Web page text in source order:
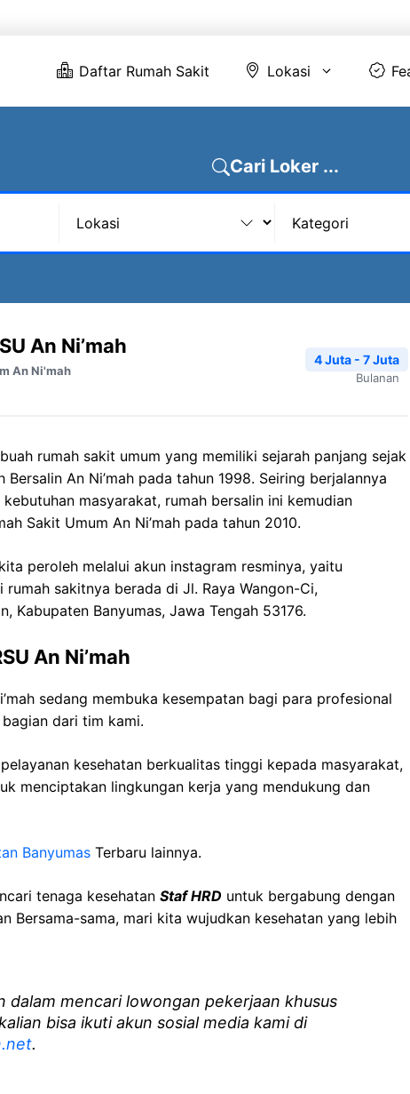
Daftar Rumah Sakit Lokasi
Cari Loker ...
An Ni’mah
An Ni'mah
4 Juta - 7 Juta
Bulanan
rumah sakit umum yang memiliki sejarah panjang sejak
Bersalin An Ni’mah pada tahun 1998. Seiring berjalannya
masyarakat, rumah bersalin ini kemudian
Sakit Umum An Ni’mah pada tahun 2010.
peroleh melalui akun instagram resminya, yaitu
rumah sakitnya berada di Jl. Raya Wangon-Ci,
Kabupaten Banyumas, Jawa Tengah 53176.
An Ni’mah
sedang membuka kesempatan bagi para profesional
dari tim kami.
kesehatan berkualitas tinggi kepada masyarakat,
menciptakan lingkungan kerja yang mendukung dan
Banyumas Terbaru lainnya.
tenaga kesehatan Staf HRD untuk bergabung dengan
Bersama-sama, mari kita wujudkan kesehatan yang lebih
dalam mencari lowongan pekerjaan khusus
bisa ikuti akun sosial media kami di
.